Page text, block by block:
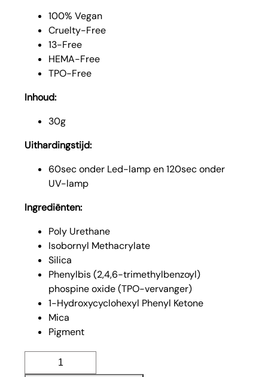
100% Vegan
Cruelty-Free
13-Free
HEMA-Free
TPO-Free
Inhoud:
30g
Uithardingstijd:
60sec onder Led-lamp en 120sec onder
UV-lamp
Ingrediënten:
Poly Urethane
Isobornyl Methacrylate
Silica
Phenylbis (2,4,6-trimethylbenzoyl)
phospine oxide (TPO-vervanger)
1-Hydroxycyclohexyl Phenyl Ketone
Mica
Pigment
Buildergel